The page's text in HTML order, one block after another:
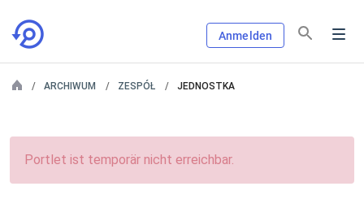
Anmelden
ARCHIWUM ZESPÓŁ JEDNOSTKA
Portlet ist temporär nicht erreichbar.